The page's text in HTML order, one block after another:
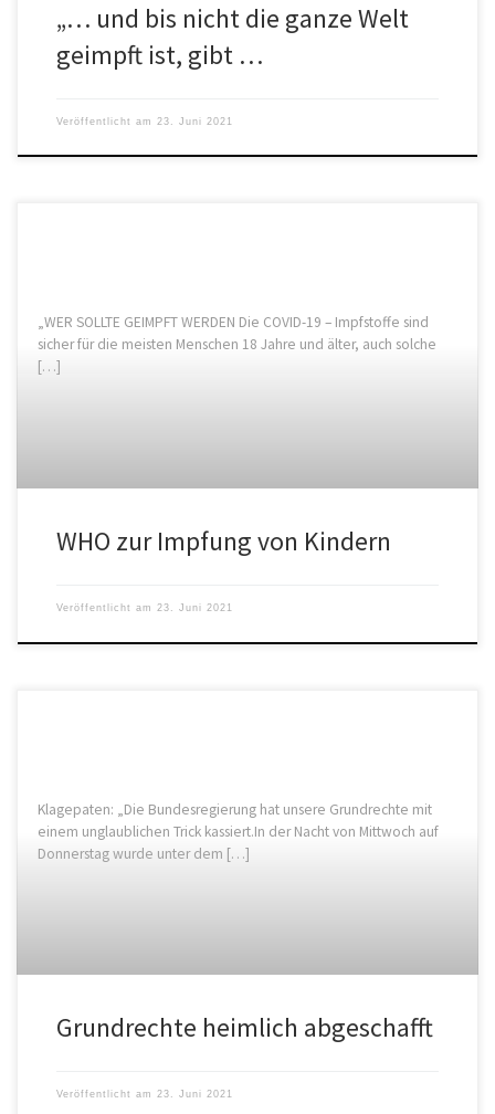
„… und bis nicht die ganze Welt
geimpft ist, gibt …
Veröffentlicht am 23. Juni 2021
„WER SOLLTE GEIMPFT WERDEN Die COVID-19 – Impfstoffe sind
sicher für die meisten Menschen 18 Jahre und älter, auch solche
[…]
WHO zur Impfung von Kindern
Veröffentlicht am 23. Juni 2021
Klagepaten: „Die Bundesregierung hat unsere Grundrechte mit
einem unglaublichen Trick kassiert.In der Nacht von Mittwoch auf
Donnerstag wurde unter dem […]
Grundrechte heimlich abgeschafft
Veröffentlicht am 23. Juni 2021